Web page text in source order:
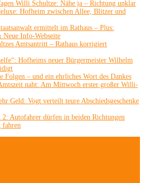
Willi Schultze: Nähe ja – Richtung unklar
Hofheim zwischen Allee, Blitzer und
ermittelt im Rathaus – Plus:
Info-Webseite
Amtsantritt – Rathaus korrigiert
Hofheims neuer Bürgermeister Wilhelm
Folgen – und ein ehrliches Wort des Dankes
naht: Am Mittwoch erster großer Willi-
Geld: Vogt verteilt teure Abschiedsgeschenke
Autofahrer dürfen in beiden Richtungen
fahren